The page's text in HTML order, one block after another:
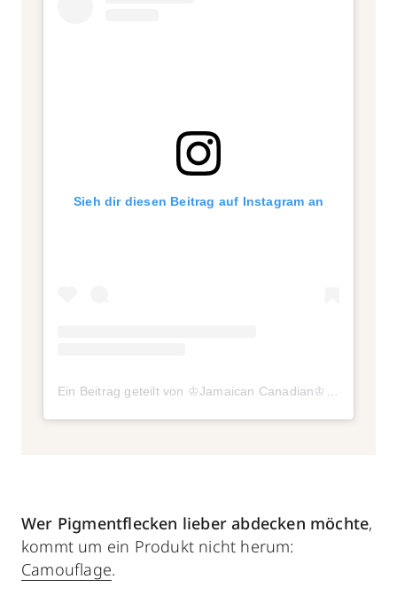
Sieh dir diesen Beitrag auf Instagram an
Wer Pigmentflecken lieber abdecken möchte,
kommt um ein Produkt nicht herum:
Camouflage.